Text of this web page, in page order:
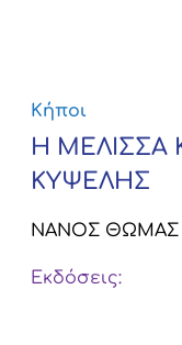
Κήποι
Η ΜΕΛΙΣΣΑ
ΚΥΨΕΛΗΣ
ΝΑΝΟΣ ΘΩΜΑΣ
Εκδόσεις: